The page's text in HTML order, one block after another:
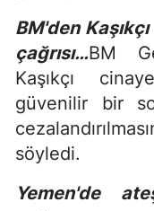
BM'den
çağrısı…BM
Kaşıkçı
güvenilir bir
söyledi.
Yemen'de